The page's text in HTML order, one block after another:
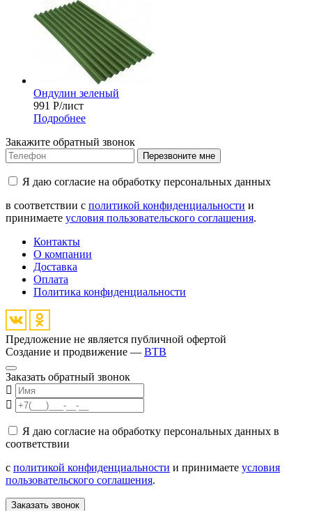
Ондулин зеленый
991 Р/лист
Подробнее
Закажите обратный звонок
Перезвоните мне
Я даю согласие на обработку персональных данных
в соответствии с политикой конфиденциальности и
принимаете условия пользовательского соглашения.
Контакты
О компании
Доставка
Оплата
Политика конфиденциальности
Предложение не является публичной офертой
Создание и продвижение — BTB
Заказать обратный звонок
Я даю согласие на обработку персональных данных в
соответствии
с политикой конфиденциальности и принимаете условия
пользовательского соглашения.
Заказать звонок